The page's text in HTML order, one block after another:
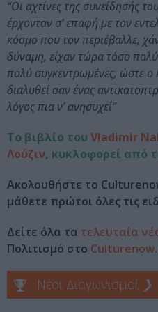
“Οι αχτίνες της συνείδησής
έρχονταν σ’ επαφή με τον
κόσμο που τον περιέβαλλε,
δύναμη, είχαν τώρα τόσο
πολύ συγκεντρωμένες, ώστε ο
διαλυθεί σαν ένας
λόγος πια ν’ ανησυχεί”
Το βιβλίο του Vladimir
Λούζιν, κυκλοφορεί από
Ακολουθήστε το
μάθετε πρώτοι όλες τις
Δείτε όλα τα τελευταία
Πολιτισμό στο
Νέοι Διαγωνισμοί ❯